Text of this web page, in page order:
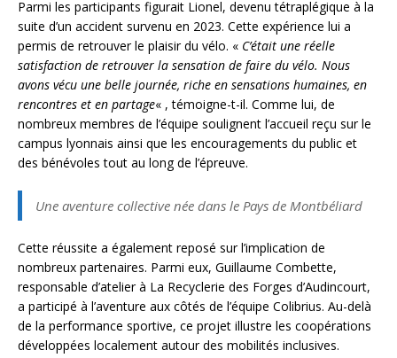
Parmi les participants figurait Lionel, devenu tétraplégique à la
suite d’un accident survenu en 2023. Cette expérience lui a
permis de retrouver le plaisir du vélo. « C’était une réelle
satisfaction de retrouver la sensation de faire du vélo. Nous
avons vécu une belle journée, riche en sensations humaines, en
rencontres et en partage« , témoigne-t-il. Comme lui, de
nombreux membres de l’équipe soulignent l’accueil reçu sur le
campus lyonnais ainsi que les encouragements du public et
des bénévoles tout au long de l’épreuve.
Une aventure collective née dans le Pays de Montbéliard
Cette réussite a également reposé sur l’implication de
nombreux partenaires. Parmi eux, Guillaume Combette,
responsable d’atelier à La Recyclerie des Forges d’Audincourt,
a participé à l’aventure aux côtés de l’équipe Colibrius. Au-delà
de la performance sportive, ce projet illustre les coopérations
développées localement autour des mobilités inclusives.